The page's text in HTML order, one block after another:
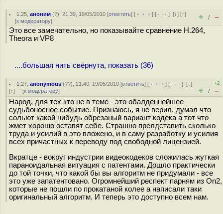
1.25 ,аноним (?), 21:39, 19/05/2010 [ответить] [ ﹢﹢﹢] [ · · ·][↓] [↑]
[к модератору] + / –
Это все замечательно, но показывайте сравнение H.264,
Theora и VP8
....большая нить свёрнута, показать (36)
1.27 ,anonymous (??), 21:40, 19/05/2010 [ответить] [ ﹢﹢﹢] [ · · ·][↓]
[↑] [к модератору]
+2
+ / –
Народ, для тех кто не в теме - это обалденнейшее
судьбоносное событие. Признаюсь, я не верил, думал что
сольют какой нибудь обрезаный вариант кодека а тот что
жмет хорошо оставят себе. Страшно прелдставить сколько
труда и усилий в это вложено, и в саму разработку и усилия
всех причастных к переводу под свободной лицензией.
Вкратце - вокруг индустрии видеокодеков сложилась жуткая
параноидальная витуация с патентами. Дошло практически
до той точки, что какой бы вы алгоритм не придумали - все
это уже запатентовано. Огромнейший респект парням из On2,
которые не пошли по прокатаной колее а написали таки
оригинальный алгоритм. И теперь это доступно всем нам.